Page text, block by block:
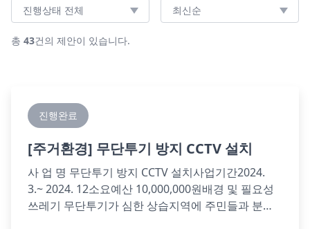
총 43건의 제안이 있습니다.
진행완료
[주거환경] 무단투기 방지 CCTV 설치
사 업 명 무단투기 방지 CCTV 설치사업기간2024.
3.~ 2024. 12소요예산 10,000,000원배경 및 필요성
쓰레기 무단투기가 심한 상습지역에 주민들과 분란